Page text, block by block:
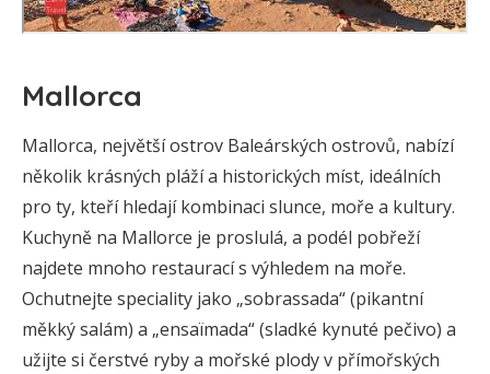
Mallorca
Mallorca, největší ostrov Baleárských ostrovů, nabízí
několik krásných pláží a historických míst, ideálních
pro ty, kteří hledají kombinaci slunce, moře a kultury.
Kuchyně na Mallorce je proslulá, a podél pobřeží
najdete mnoho restaurací s výhledem na moře.
Ochutnejte speciality jako „sobrassada“ (pikantní
měkký salám) a „ensaïmada“ (sladké kynuté pečivo) a
užijte si čerstvé ryby a mořské plody v přímořských